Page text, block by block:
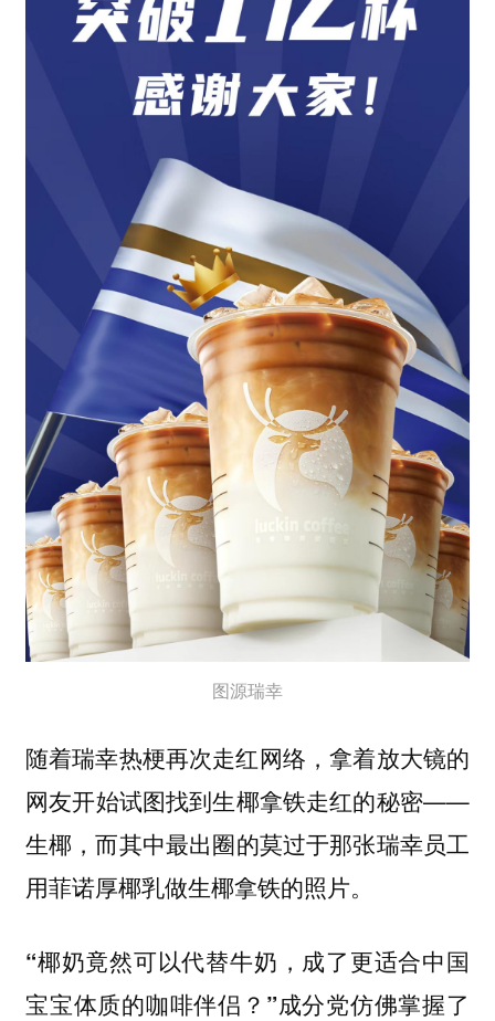
图源瑞幸
随着瑞幸热梗再次走红网络，拿着放大镜的
网友开始试图找到生椰拿铁走红的秘密——
生椰 ，而其中最出圈的莫过于那张瑞幸员工
用菲诺厚椰乳做生椰拿铁的照片。
“椰奶竟然可以代替牛奶，成了更适合中国
宝宝体质的咖啡伴侣？”成分党仿佛掌握了